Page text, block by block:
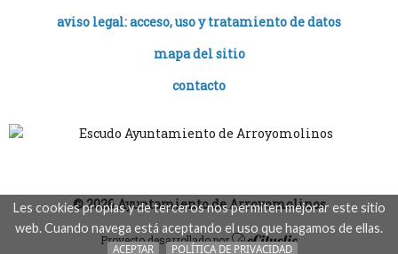
Les cookies propias y de terceros nos permiten mejorar este sitio
web. Cuando navega está aceptando el uso que hagamos de ellas.
ACEPTAR POLÍTICA DE PRIVACIDAD
aviso legal: acceso, uso y tratamiento de datos
mapa del sitio
contacto
© 2026 Ayuntamiento de Arroyomolinos
Proyecto desarrollado por